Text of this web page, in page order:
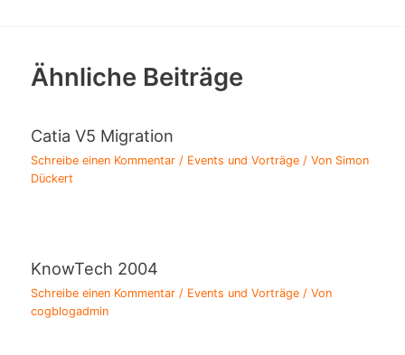
Ähnliche Beiträge
Catia V5 Migration
Schreibe einen Kommentar / Events und Vorträge / Von Simon
Dückert
KnowTech 2004
Schreibe einen Kommentar / Events und Vorträge / Von
cogblogadmin